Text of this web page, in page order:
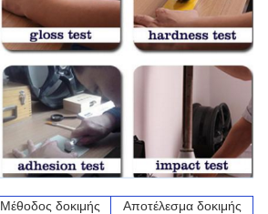
Μέθοδος δοκιμής
Αποτέλεσμα δοκιμής